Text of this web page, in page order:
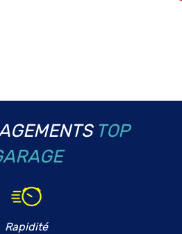
TOP
Rapidité